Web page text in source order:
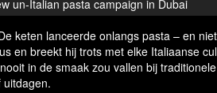
un-Italian pasta campaign in Dubai
keten lanceerde onlangs pasta – en
en breekt hij trots met elke Italiaanse
in de smaak zou vallen bij